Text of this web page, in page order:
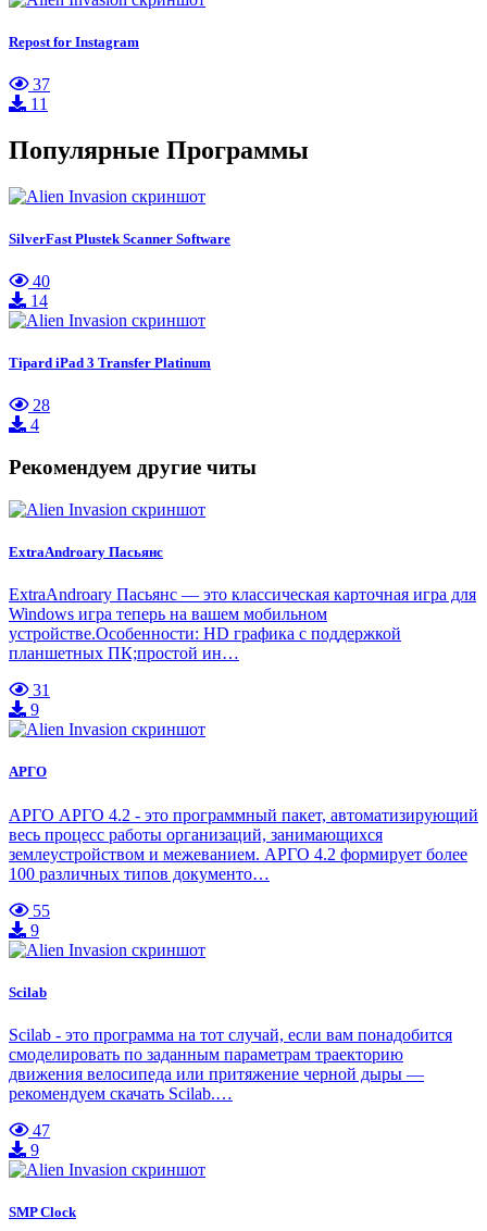
Repost for Instagram
37
11
Популярные Программы
SilverFast Plustek Scanner Software
40
14
Tipard iPad 3 Transfer Platinum
28
4
Рекомендуем другие читы
ExtraAndroary Пасьянс
ExtraAndroary Пасьянс — это классическая карточная игра для
Windows игра теперь на вашем мобильном
устройстве.Особенности: HD графика с поддержкой
планшетных ПК;простой ин…
31
9
АРГО
АРГО АРГО 4.2 - это программный пакет, автоматизирующий
весь процесс работы организаций, занимающихся
землеустройством и межеванием. АРГО 4.2 формирует более
100 различных типов документо…
55
9
Scilab
Scilab - это программа на тот случай, если вам понадобится
смоделировать по заданным параметрам траекторию
движения велосипеда или притяжение черной дыры —
рекомендуем скачать Scilab.…
47
9
SMP Clock